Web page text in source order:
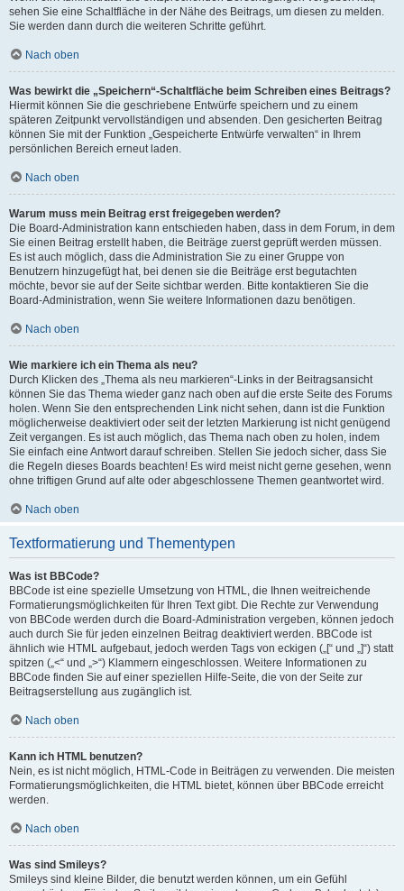
sehen Sie eine Schaltfläche in der Nähe des Beitrags, um diesen zu melden.
Sie werden dann durch die weiteren Schritte geführt.
Nach oben
Was bewirkt die „Speichern“-Schaltfläche beim Schreiben eines Beitrags?
Hiermit können Sie die geschriebene Entwürfe speichern und zu einem
späteren Zeitpunkt vervollständigen und absenden. Den gesicherten Beitrag
können Sie mit der Funktion „Gespeicherte Entwürfe verwalten“ in Ihrem
persönlichen Bereich erneut laden.
Nach oben
Warum muss mein Beitrag erst freigegeben werden?
Die Board-Administration kann entschieden haben, dass in dem Forum, in dem
Sie einen Beitrag erstellt haben, die Beiträge zuerst geprüft werden müssen.
Es ist auch möglich, dass die Administration Sie zu einer Gruppe von
Benutzern hinzugefügt hat, bei denen sie die Beiträge erst begutachten
möchte, bevor sie auf der Seite sichtbar werden. Bitte kontaktieren Sie die
Board-Administration, wenn Sie weitere Informationen dazu benötigen.
Nach oben
Wie markiere ich ein Thema als neu?
Durch Klicken des „Thema als neu markieren“-Links in der Beitragsansicht
können Sie das Thema wieder ganz nach oben auf die erste Seite des Forums
holen. Wenn Sie den entsprechenden Link nicht sehen, dann ist die Funktion
möglicherweise deaktiviert oder seit der letzten Markierung ist nicht genügend
Zeit vergangen. Es ist auch möglich, das Thema nach oben zu holen, indem
Sie einfach eine Antwort darauf schreiben. Stellen Sie jedoch sicher, dass Sie
die Regeln dieses Boards beachten! Es wird meist nicht gerne gesehen, wenn
ohne triftigen Grund auf alte oder abgeschlossene Themen geantwortet wird.
Nach oben
Textformatierung und Thementypen
Was ist BBCode?
BBCode ist eine spezielle Umsetzung von HTML, die Ihnen weitreichende
Formatierungsmöglichkeiten für Ihren Text gibt. Die Rechte zur Verwendung
von BBCode werden durch die Board-Administration vergeben, können jedoch
auch durch Sie für jeden einzelnen Beitrag deaktiviert werden. BBCode ist
ähnlich wie HTML aufgebaut, jedoch werden Tags von eckigen („[“ und „]“) statt
spitzen („<“ und „>“) Klammern eingeschlossen. Weitere Informationen zu
BBCode finden Sie auf einer speziellen Hilfe-Seite, die von der Seite zur
Beitragserstellung aus zugänglich ist.
Nach oben
Kann ich HTML benutzen?
Nein, es ist nicht möglich, HTML-Code in Beiträgen zu verwenden. Die meisten
Formatierungsmöglichkeiten, die HTML bietet, können über BBCode erreicht
werden.
Nach oben
Was sind Smileys?
Smileys sind kleine Bilder, die benutzt werden können, um ein Gefühl